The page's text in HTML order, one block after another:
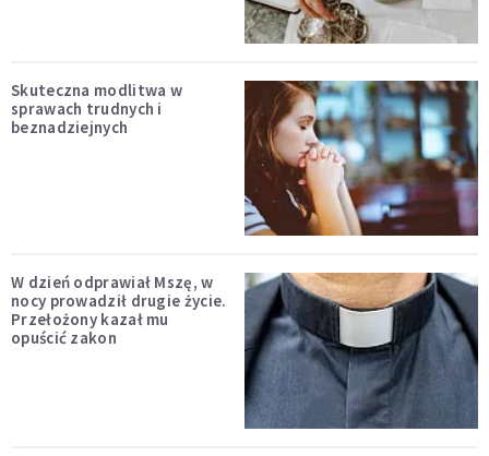
Skuteczna modlitwa w
sprawach trudnych i
beznadziejnych
W dzień odprawiał Mszę, w
nocy prowadził drugie życie.
Przełożony kazał mu
opuścić zakon